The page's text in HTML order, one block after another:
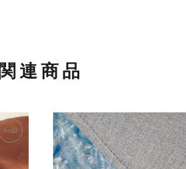
関連商品
Sold